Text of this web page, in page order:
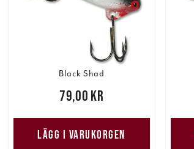
Black Shad
79,00 kr
79,00 kr
LÄGG I VARUKORGEN